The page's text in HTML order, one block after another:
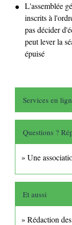
L'assemblée
inscrits à
pas décider
peut lever la
épuisé
Services en
Questions ?
Une
Et aussi
Rédaction